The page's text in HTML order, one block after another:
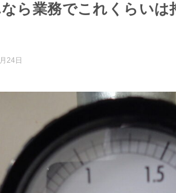
ら業務でこれくらいは
24日